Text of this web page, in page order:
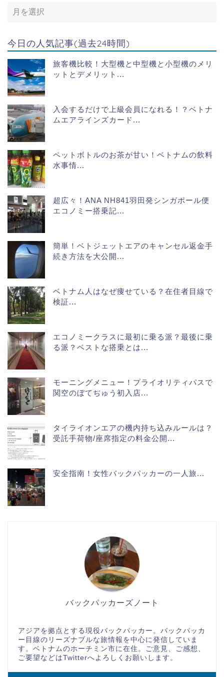
今日の人気記事(過去24時間)
旅客機比較！大型機と中型機と小型機のメリ
ットとデメリット...
入会するだけで上級会員になれる！？ベトナ
ムエアラインズカード...
ペットボトルのお茶が甘い！ベトナムの飲料
水事情...
超広々！ANA NH841羽田発シンガポール便
エコノミー搭乗記...
簡単！ベトジェットエアのキャンセル返金手
続き方法を大公開...
ベトナム人はなぜ痩せている？在住者目線で
検証...
エコノミークラスに最初に乗る派？最後に乗
る派？ベストな搭乗とは...
モーニングメニュー！プライオリティパスで
関空のぼてぢゅう初入店...
タイライオンエアの機内持ち込みルールは？
受託手荷物/座席指定の料金公開...
安全指南！女性バックパッカーの一人旅...
バックパッカーズノート
アジアを拠点とする現役バックパッカー。バックパッカ
ー目線のリーズナブルな旅情報を中心に発信していま
す。ベトナムのホーチミン市に在住。ご意見、ご感想、
ご要望などはTwitterへよろしくお願いします。